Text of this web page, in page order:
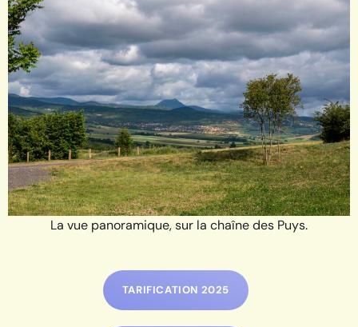
La vue panoramique, sur la chaîne des Puys.
TARIFICATION 2025